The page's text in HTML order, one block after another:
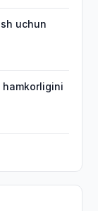
uchun
hamkorligini